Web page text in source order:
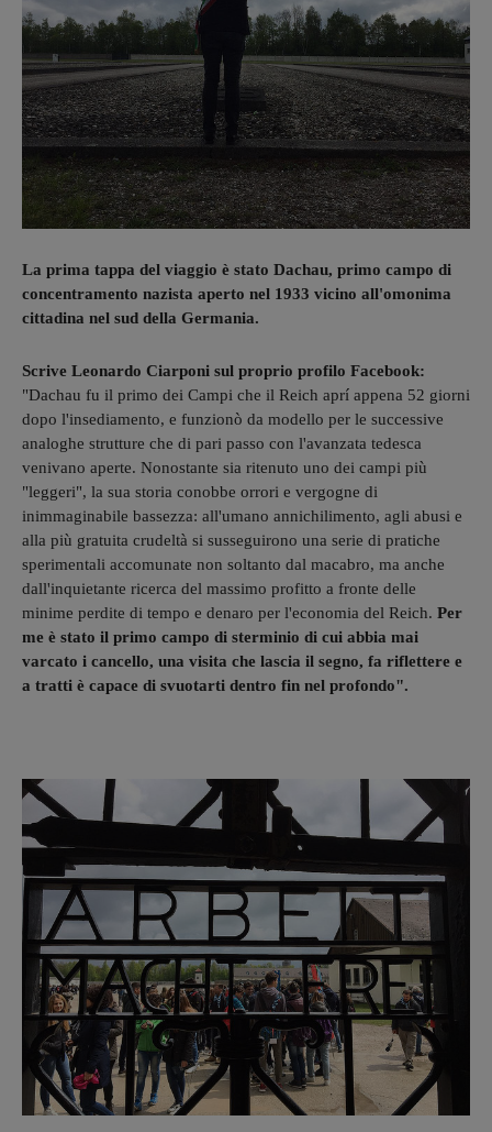
La prima tappa del viaggio è stato Dachau, primo campo di
concentramento nazista aperto nel 1933 vicino all'omonima
cittadina nel sud della Germania.
Scrive Leonardo Ciarponi sul proprio profilo Facebook:
"Dachau fu il primo dei Campi che il Reich aprí appena 52 giorni
dopo l'insediamento, e funzionò da modello per le successive
analoghe strutture che di pari passo con l'avanzata tedesca
venivano aperte. Nonostante sia ritenuto uno dei campi più
"leggeri", la sua storia conobbe orrori e vergogne di
inimmaginabile bassezza: all'umano annichilimento, agli abusi e
alla più gratuita crudeltà si susseguirono una serie di pratiche
sperimentali accomunate non soltanto dal macabro, ma anche
dall'inquietante ricerca del massimo profitto a fronte delle
minime perdite di tempo e denaro per l'economia del Reich. Per
me è stato il primo campo di sterminio di cui abbia mai
varcato i cancello, una visita che lascia il segno, fa riflettere e
a tratti è capace di svuotarti dentro fin nel profondo".